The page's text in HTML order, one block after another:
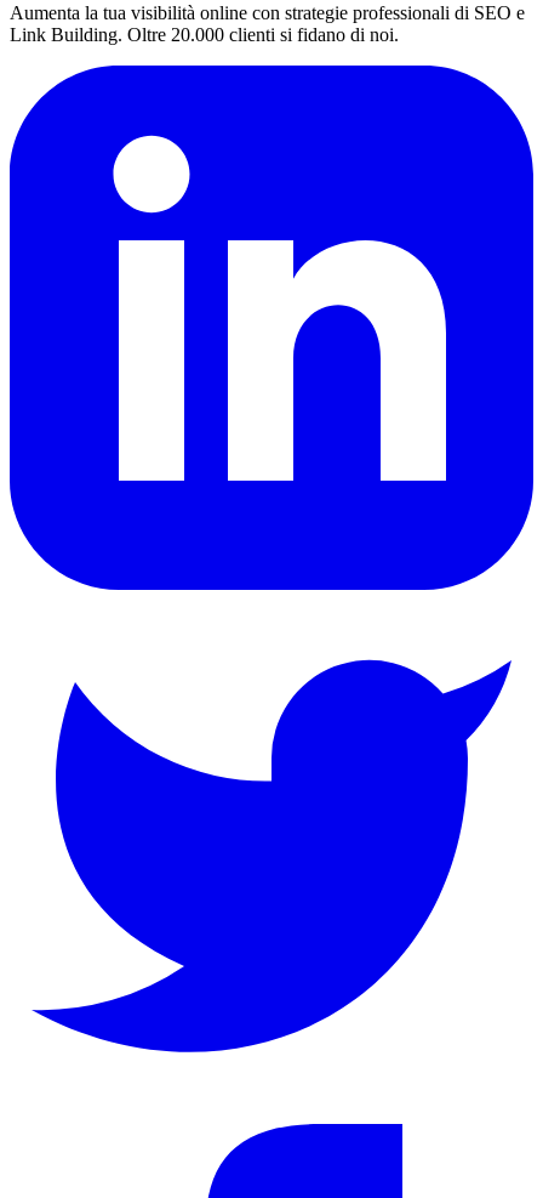
Aumenta la tua visibilità online con strategie professionali di SEO e
Link Building. Oltre 20.000 clienti si fidano di noi.